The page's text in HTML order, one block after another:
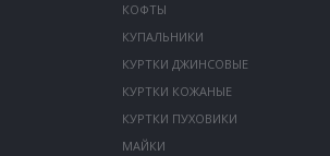
КОФТЫ
КУПАЛЬНИКИ
КУРТКИ ДЖИНСОВЫЕ
КУРТКИ КОЖАНЫЕ
КУРТКИ ПУХОВИКИ
МАЙКИ